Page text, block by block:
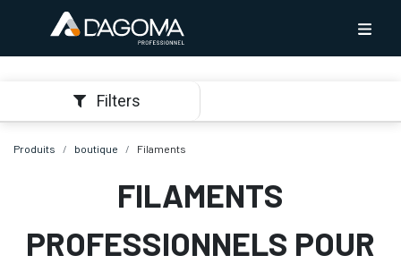
Filters
Produits boutique Filaments
FILAMENTS
PROFESSIONNELS POUR